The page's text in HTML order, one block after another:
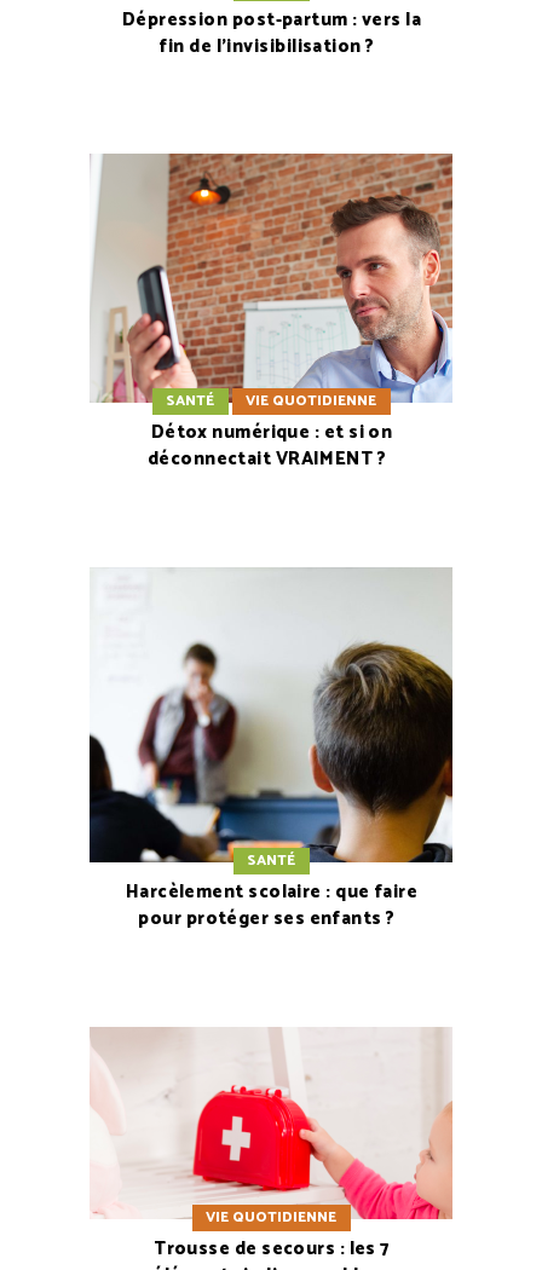
Dépression post-partum : vers la
fin de l’invisibilisation ?
SANTÉ VIE QUOTIDIENNE
Détox numérique : et si on
déconnectait VRAIMENT ?
SANTÉ
Harcèlement scolaire : que faire
pour protéger ses enfants ?
VIE QUOTIDIENNE
Trousse de secours : les 7